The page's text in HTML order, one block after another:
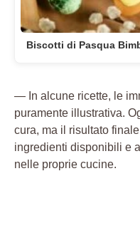
Biscotti di Pasqua
— In alcune ricette, le
puramente illustrativa.
cura, ma il risultato
ingredienti disponibili e
nelle proprie cucine.